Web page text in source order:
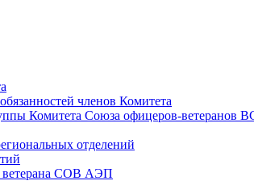
членов Комитета
Комитета Союза офицеров-ветеранов
отделений
ветерана CОВ АЭП